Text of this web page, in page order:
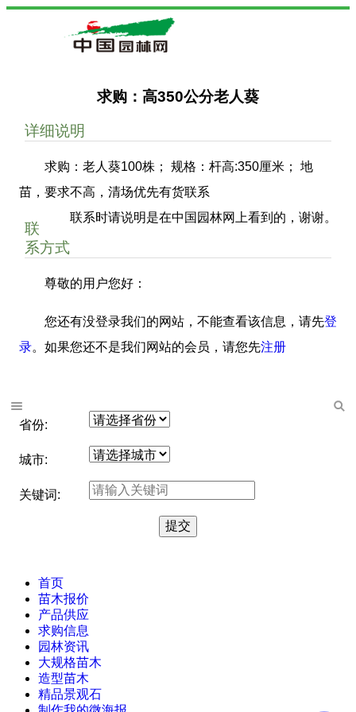
求购：高350公分老人葵
详细说明
求购：老人葵100株； 规格：杆高:350厘米； 地
苗，要求不高，清场优先有货联系
联系时请说明是在中国园林网上看到的，谢谢。
联
系方式
尊敬的用户您好：
您还有没登录我们的网站，不能查看该信息，请先登
录。如果您还不是我们网站的会员，请您先注册
省份:
城市:
关键词:
首页
苗木报价
产品供应
求购信息
园林资讯
大规格苗木
造型苗木
精品景观石